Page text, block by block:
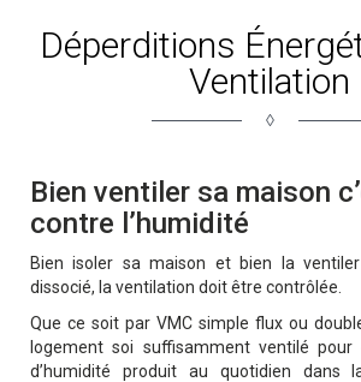
Déperditions
Ventilation
◊
Bien ventiler sa maison
contre l’humidité
Bien isoler sa maison et bien la
dissocié, la ventilation doit être contrôlée.
Que ce soit par VMC simple flux ou
logement soi suffisamment ventilé pour
d’humidité produit au quotidien dans